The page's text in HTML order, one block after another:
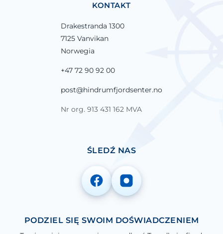
KONTAKT
Drakestranda 1300
7125 Vanvikan
Norwegia
+47 72 90 92 00
post@hindrumfjordsenter.no
Nr org. 913 431 162 MVA
ŚLEDŹ NAS
PODZIEL SIĘ SWOIM DOŚWIADCZENIEM